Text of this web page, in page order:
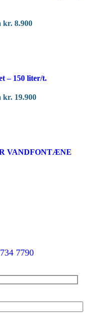
kr. 8.900
– 150 liter/t.
kr. 19.900
VANDFONTÆNE
7790